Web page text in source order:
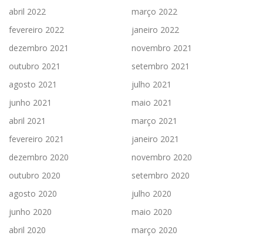
abril 2022
março 2022
fevereiro 2022
janeiro 2022
dezembro 2021
novembro 2021
outubro 2021
setembro 2021
agosto 2021
julho 2021
junho 2021
maio 2021
abril 2021
março 2021
fevereiro 2021
janeiro 2021
dezembro 2020
novembro 2020
outubro 2020
setembro 2020
agosto 2020
julho 2020
junho 2020
maio 2020
abril 2020
março 2020